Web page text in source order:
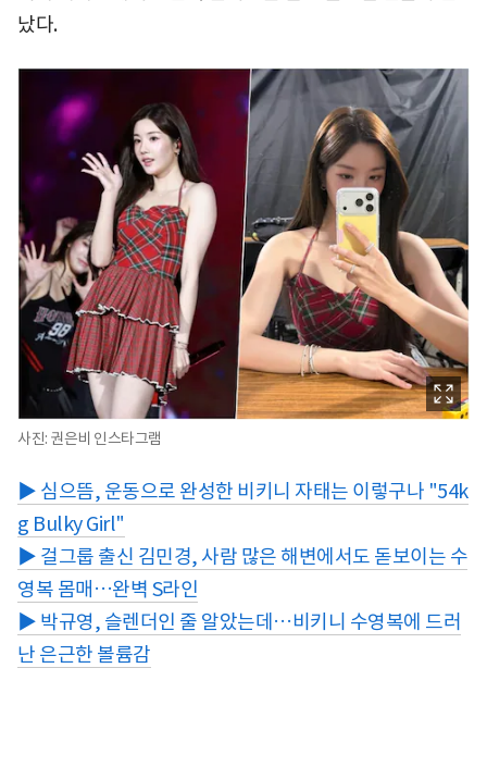
났다.
사진: 권은비 인스타그램
▶ 심으뜸, 운동으로 완성한 비키니 자태는 이렇구나 "54k
g Bulky Girl"
▶ 걸그룹 출신 김민경, 사람 많은 해변에서도 돋보이는 수
영복 몸매…완벽 S라인
▶ 박규영, 슬렌더인 줄 알았는데…비키니 수영복에 드러
난 은근한 볼륨감